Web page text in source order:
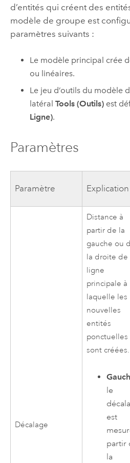
d’entités qui créent des
modèle de groupe est
paramètres suivants :
Le modèle principal crée
ou linéaires.
Le jeu d’outils du modèle
latéralTools (Outils) est
Ligne).
Paramètres
Paramètre Explication
Décalage
Distance à
partir de la
gauche ou
la droite de
ligne
principale à
laquelle les
nouvelles
entités
ponctuelles
sont créées.
le
est
partir
la